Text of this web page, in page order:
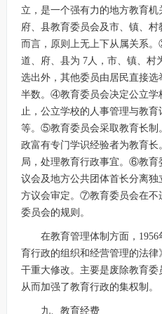
立，是一个强有力的地方教育
府、县教育委员会及市、镇、
而言，原则上无上下从属关系
道、府、县为 7人，市、镇、村
选出外，其他委员由居民直接
半数。④教育委员会决定公立学
止，公立学校的人事管理与教
等。⑤教育委员会采取教育长制
政富有专门学识经验者为教育
局，处理教育行政事宜。⑥教育
议会及地方公共团体首长分离
方议会审定。⑦教育委员会在不
委员会的规则。
在教育管理体制方面，1956
育行政的组织和经营管理的法
干重大修改。主要是废除教育委
从而加强了教育行政的集权制。
九、教育经费